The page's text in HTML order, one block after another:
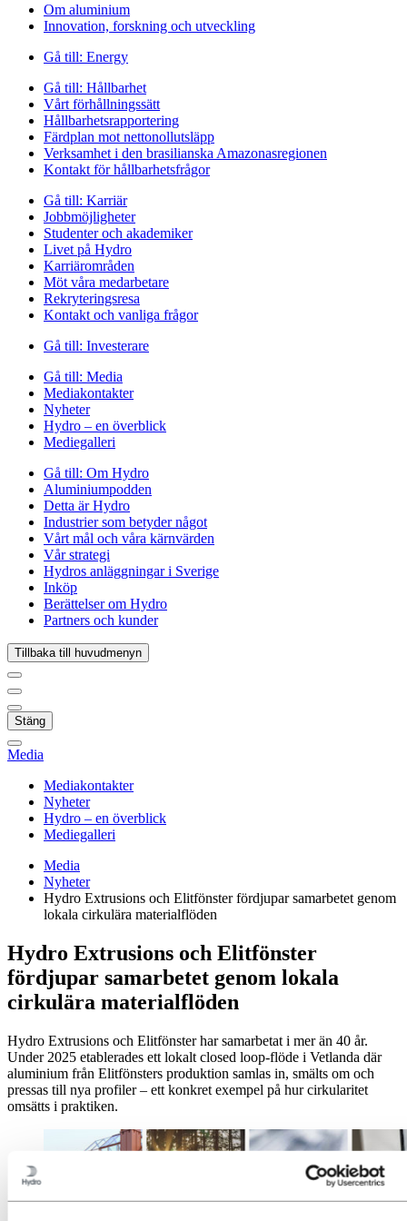
Om aluminium
Innovation, forskning och utveckling
Gå till: Energy
Gå till: Hållbarhet
Vårt förhållningssätt
Hållbarhetsrapportering
Färdplan mot nettonollutsläpp
Verksamhet i den brasilianska Amazonasregionen
Kontakt för hållbarhetsfrågor
Gå till: Karriär
Jobbmöjligheter
Studenter och akademiker
Livet på Hydro
Karriärområden
Möt våra medarbetare
Rekryteringsresa
Kontakt och vanliga frågor
Gå till: Investerare
Gå till: Media
Mediakontakter
Nyheter
Hydro – en överblick
Mediegalleri
Gå till: Om Hydro
Aluminiumpodden
Detta är Hydro
Industrier som betyder något
Vårt mål och våra kärnvärden
Vår strategi
Hydros anläggningar i Sverige
Inköp
Berättelser om Hydro
Partners och kunder
Tillbaka till huvudmenyn
Stäng
Media
Mediakontakter
Nyheter
Hydro – en överblick
Mediegalleri
Media
Nyheter
Hydro Extrusions och Elitfönster fördjupar samarbetet genom
lokala cirkulära materialflöden
Hydro Extrusions och Elitfönster
fördjupar samarbetet genom lokala
cirkulära materialflöden
Hydro Extrusions och Elitfönster har samarbetat i mer än 40 år.
Under 2025 etablerades ett lokalt closed loop-flöde i Vetlanda där
aluminium från Elitfönsters produktion samlas in, smälts om och
pressas till nya profiler – ett konkret exempel på hur cirkularitet
omsätts i praktiken.